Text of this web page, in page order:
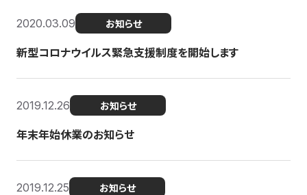
2020.03.09 お知らせ
新型コロナウイルス緊急支援制度を開始します
2019.12.26 お知らせ
年末年始休業のお知らせ
2019.12.25 お知らせ